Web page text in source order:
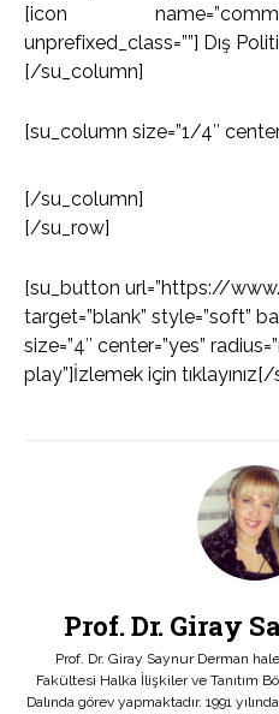
[icon
unprefixed_class=””] Dış
[/su_column]
[su_column size=”1/4″
[/su_column]
[/su_row]
[su_button url=”https://
target=”blank” style=”soft”
size=”4″ center=”yes”
play”]İzlemek için
Prof. Dr. Giray
Prof. Dr. Giray Saynur Derman
Fakültesi Halka İlişkiler ve Tanıtım
Dalında görev yapmaktadır. 1991